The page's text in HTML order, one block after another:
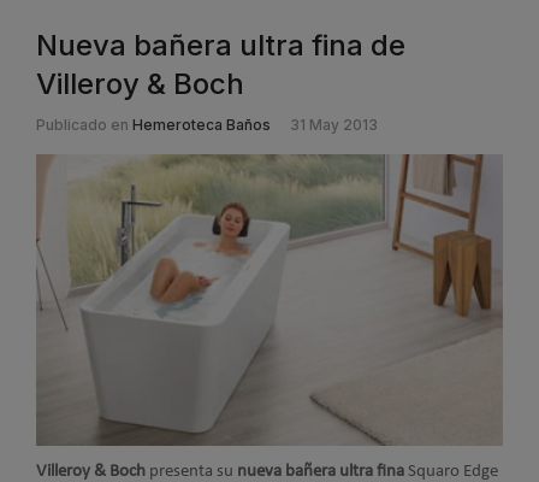
Nueva bañera ultra fina de
Villeroy & Boch
Publicado en Hemeroteca Baños 31 May 2013
Villeroy & Boch presenta su nueva bañera ultra fina Squaro Edge